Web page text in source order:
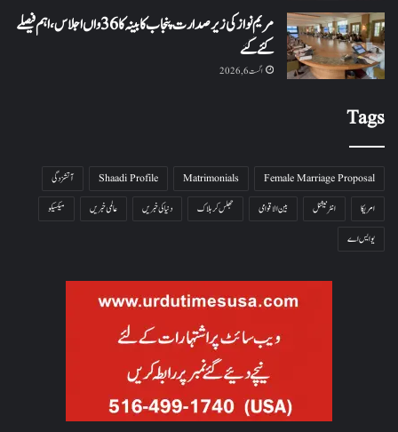
مریم نواز کی زیر صدارت پنجاب کابینہ کا 36واں اجلاس،اہم فیصلے
کئے گئے
اگست 6, 2026
Tags
Female Marriage Proposal
Matrimonials
Shaadi Profile
آتشزدگی
امریکا
انٹرنیشنل بین الاقوامی جھلس کر ہلاک دنیا کی خبریں عالمی خبریں
میکسیکو
یو ایس اے